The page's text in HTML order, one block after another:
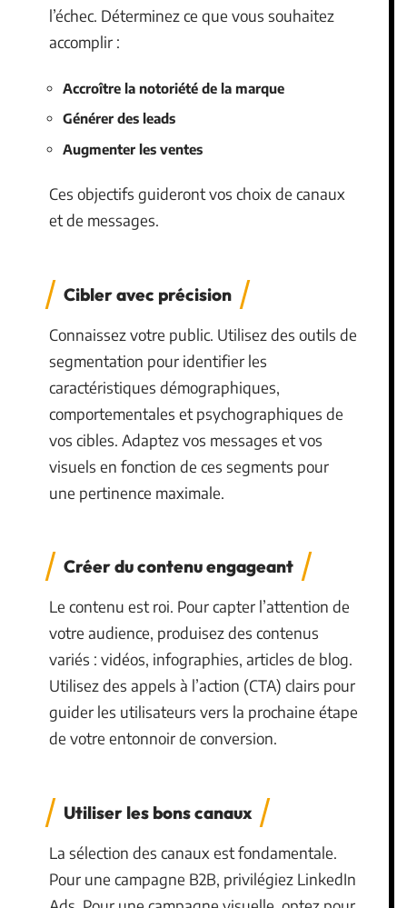
l’échec. Déterminez ce que vous souhaitez
accomplir :
Accroître la notoriété de la marque
Générer des leads
Augmenter les ventes
Ces objectifs guideront vos choix de canaux
et de messages.
Cibler avec précision
Connaissez votre public. Utilisez des outils de
segmentation pour identifier les
caractéristiques démographiques,
comportementales et psychographiques de
vos cibles. Adaptez vos messages et vos
visuels en fonction de ces segments pour
une pertinence maximale.
Créer du contenu engageant
Le contenu est roi. Pour capter l’attention de
votre audience, produisez des contenus
variés : vidéos, infographies, articles de blog.
Utilisez des appels à l’action (CTA) clairs pour
guider les utilisateurs vers la prochaine étape
de votre entonnoir de conversion.
Utiliser les bons canaux
La sélection des canaux est fondamentale.
Pour une campagne B2B, privilégiez LinkedIn